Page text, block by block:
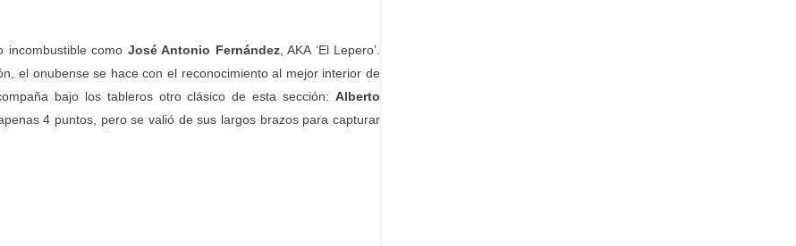
incombustible como José Antonio Fernández, AKA ‘El Lepero’.
el onubense se hace con el reconocimiento al mejor interior de
bajo los tableros otro clásico de esta sección:Alberto
4 puntos, pero se valió de sus largos brazos para capturar